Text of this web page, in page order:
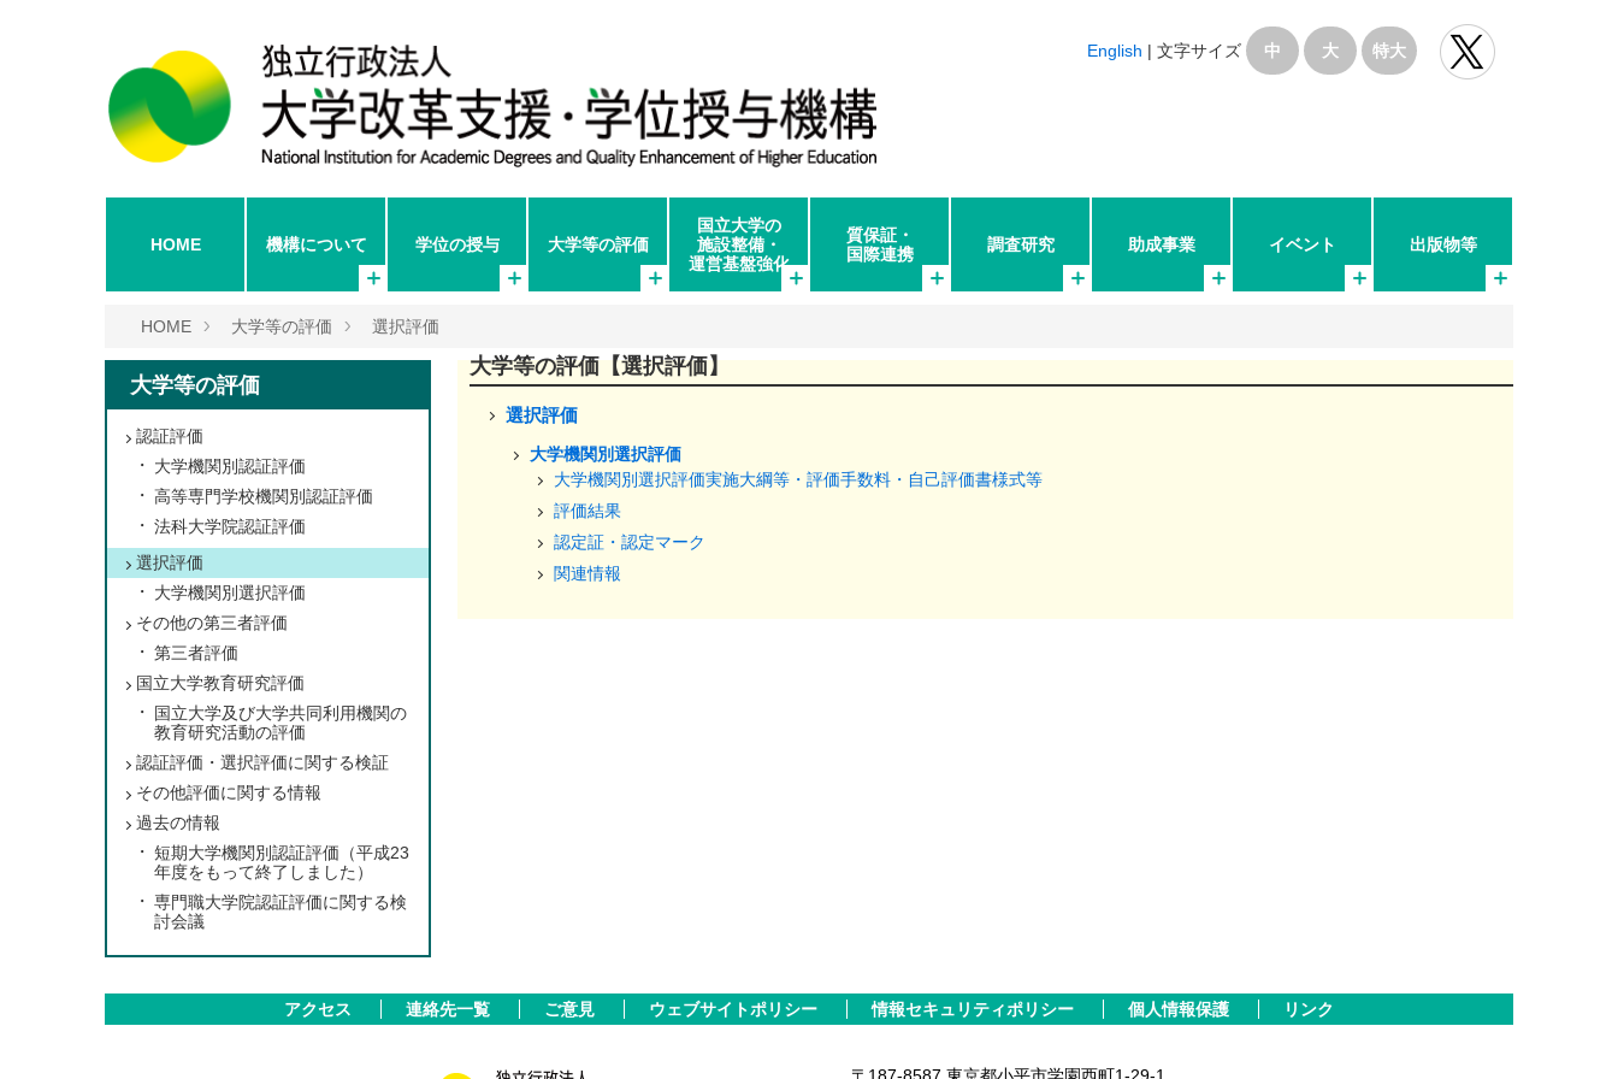
English | 文字サイズ 中 大 特大
HOME 機構について 学位の授与 大学等の評価
国立大学の
施設整備・
運営基盤強化
質保証・
国際連携
調査研究 助成事業 イベント 出版物等
HOME 大学等の評価 選択評価
大学等の評価【選択評価】
選択評価
大学機関別選択評価
大学機関別選択評価実施大綱等・評価手数料・自己評価書様式等
評価結果
認定証・認定マーク
関連情報
大学等の評価
認証評価
大学機関別認証評価
高等専門学校機関別認証評価
法科大学院認証評価
選択評価
大学機関別選択評価
その他の第三者評価
第三者評価
国立大学教育研究評価
国立大学及び大学共同利用機関の
教育研究活動の評価
認証評価・選択評価に関する検証
その他評価に関する情報
過去の情報
短期大学機関別認証評価（平成23
年度をもって終了しました）
専門職大学院認証評価に関する検
討会議
アクセス 連絡先一覧 ご意見 ウェブサイトポリシー 情報セキュリティポリシー 個人情報保護 リンク
〒187-8587 東京都小平市学園西町1-29-1